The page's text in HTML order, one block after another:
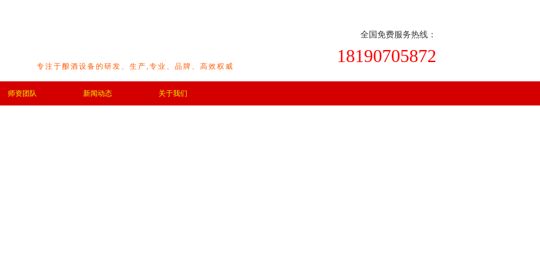
专注于酿酒设备的研发、生产,专业、品牌、高效权威
全国免费服务热线：
18190705872
师资团队 新闻动态 关于我们